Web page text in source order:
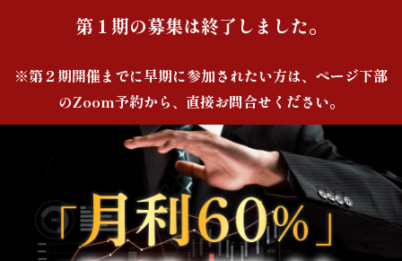
第１期の募集は終了しました。
※第２期開催までに早期に参加されたい方は、ページ下部
のZoom予約から、直接お問合せください。